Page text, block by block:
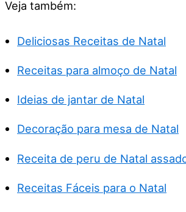
Veja também:
Deliciosas Receitas de Natal
Receitas para almoço de Natal
Ideias de jantar de Natal
Decoração para mesa de Natal
Receita de peru de Natal
Receitas Fáceis para o Natal